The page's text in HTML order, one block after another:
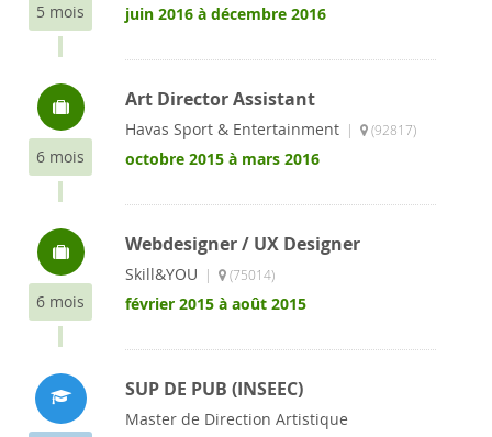
5 mois juin 2016 à décembre 2016
6 mois
Art Director Assistant
Havas Sport & Entertainment | (92817)
octobre 2015 à mars 2016
6 mois
Webdesigner / UX Designer
Skill&YOU | (75014)
février 2015 à août 2015
SUP DE PUB (INSEEC)
Master de Direction Artistique